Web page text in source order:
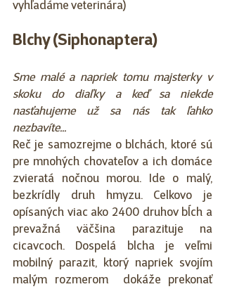
vyhľadáme veterinára)
Blchy (Siphonaptera)
Sme malé a napriek tomu majsterky v
skoku do diaľky a keď sa niekde
nasťahujeme už sa nás tak ľahko
nezbavíte...
Reč je samozrejme o blchách, ktoré sú
pre mnohých chovateľov a ich domáce
zvieratá nočnou morou. Ide o malý,
bezkrídly druh hmyzu. Celkovo je
opísaných viac ako 2400 druhov bĺch a
prevažná väčšina parazituje na
cicavcoch. Dospelá blcha je veľmi
mobilný parazit, ktorý napriek svojím
malým rozmerom  dokáže prekonať